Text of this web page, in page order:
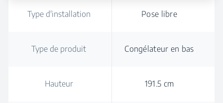
Type d'installation Pose libre
Type de produit Congélateur en bas
Hauteur 191.5 cm